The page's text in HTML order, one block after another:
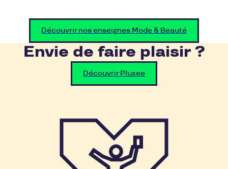
Découvrir nos enseignes Mode & Beauté
Envie de faire plaisir ?
Découvrir Pluxee